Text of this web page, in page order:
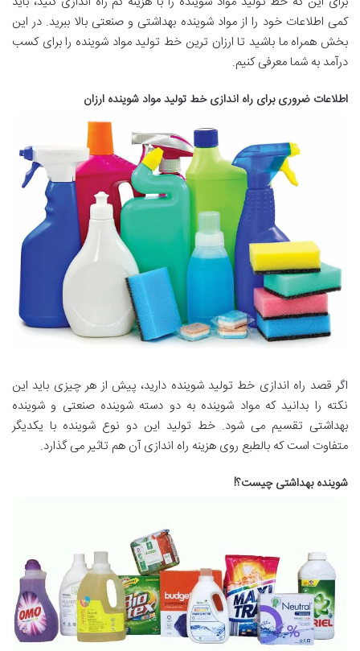
کمی اطلاعات خود را از مواد شوینده بهداشتی و صنعتی بالا ببرید. در این
بخش همراه ما باشید تا ارزان ترین خط تولید مواد شوینده را برای کسب
درآمد به شما معرفی کنیم.
اطلاعات ضروری برای راه اندازی خط تولید مواد شوینده ارزان
اگر قصد راه اندازی خط تولید شوینده دارید، پیش از هر چیزی باید این
نکته را بدانید که مواد شوینده به دو دسته شوینده صنعتی و شوینده
بهداشتی تقسیم می شود. خط تولید این دو نوع شوینده با یکدیگر
متفاوت است که بالطبع روی هزینه راه اندازی آن هم تاثیر می گذارد.
شوینده بهداشتی چیست؟!